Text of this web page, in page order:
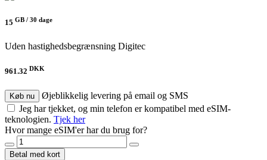
15 GB / 30 dage
Uden hastighedsbegrænsning Digitec
961.32 DKK
Køb nu
Øjeblikkelig levering på email og SMS
Jeg har tjekket, og min telefon er kompatibel med eSIM-
teknologien. Tjek her
Hvor mange eSIM'er har du brug for?
Betal med kort